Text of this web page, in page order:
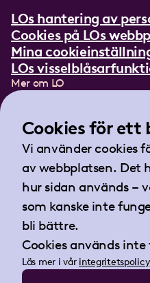
LOs hantering av
Cookies på LOs
Mina
LOs
Mer om LO
Lättläst om LO
Teckenspråksfilm
Tidningen Arbetet
Landsorganisationen i
Barnhusgatan 18
105 53 Stockholm
Tel:08-796 25 00
Fax:08-796 25 17
E-post:info@lo.se
Cookies för ett
Vi använder cookies
av webbplatsen. Det
hur sidan används –
som kanske inte
bli bättre.
Cookies används
Läs mer i vår integritetspolicy